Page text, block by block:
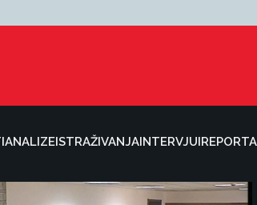
ANALIZEISTRAŽIVANJAINTERVJUI